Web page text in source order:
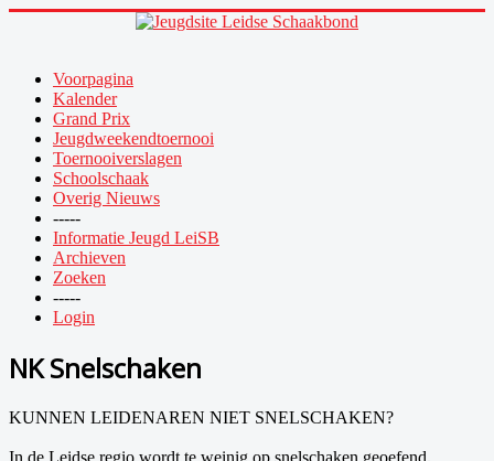
Voorpagina
Kalender
Grand Prix
Jeugdweekendtoernooi
Toernooiverslagen
Schoolschaak
Overig Nieuws
-----
Informatie Jeugd LeiSB
Archieven
Zoeken
-----
Login
NK Snelschaken
KUNNEN LEIDENAREN NIET SNELSCHAKEN?
In de Leidse regio wordt te weinig op snelschaken geoefend.